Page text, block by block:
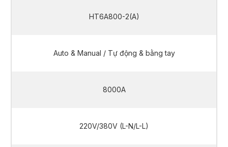
HT6A800-2(A)
Auto & Manual / Tự động & bằng tay
8000A
220V/380V (L-N/L-L)